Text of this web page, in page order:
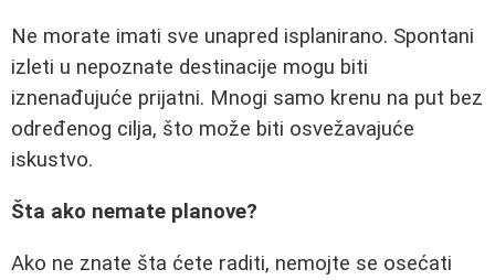
Ne morate imati sve unapred isplanirano. Spontani
izleti u nepoznate destinacije mogu biti
iznenađujuće prijatni. Mnogi samo krenu na put bez
određenog cilja, što može biti osvežavajuće
iskustvo.
Šta ako nemate planove?
Ako ne znate šta ćete raditi, nemojte se osećati